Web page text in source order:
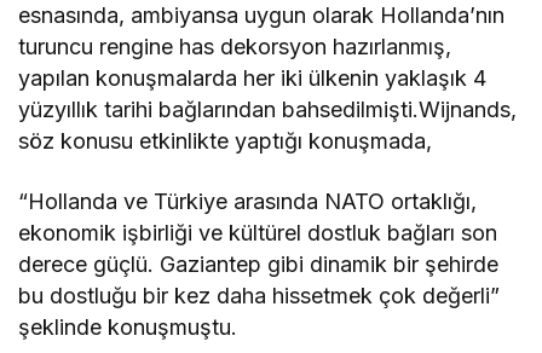
esnasında, ambiyansa uygun olarak Hollanda’nın
turuncu rengine has dekorsyon hazırlanmış,
yapılan konuşmalarda her iki ülkenin yaklaşık 4
yüzyıllık tarihi bağlarından bahsedilmişti.Wijnands,
söz konusu etkinlikte yaptığı konuşmada,
“Hollanda ve Türkiye arasında NATO ortaklığı,
ekonomik işbirliği ve kültürel dostluk bağları son
derece güçlü. Gaziantep gibi dinamik bir şehirde
bu dostluğu bir kez daha hissetmek çok değerli”
şeklinde konuşmuştu.